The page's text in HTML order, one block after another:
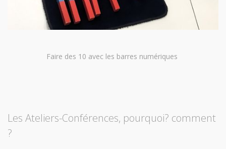
Faire des 10 avec les barres numériques
Les Ateliers-Conférences, pourquoi? comment
?